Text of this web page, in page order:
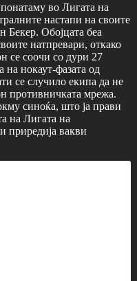
во Лигата на
настапи на своите
Обојцата беа
натпревари, откако
се соочи со дури 27
на нокаут-фазата од
се случило екипа да не
противничката мрежа.
синоќа, што ја прави
на Лигата на
приредија вакви